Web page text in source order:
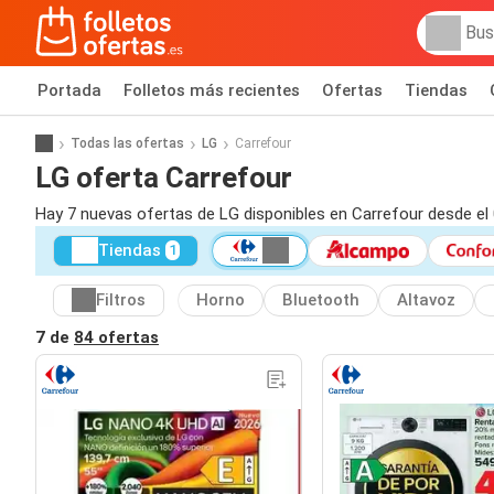
Portada Folletos más recientes Ofertas Tiendas
Todas las ofertas LG Carrefour
LG oferta Carrefour
Hay 7 nuevas ofertas de LG disponibles en Carrefour desde
Tiendas 1
Filtros Horno Bluetooth
Altavoz
7 de 84 ofertas